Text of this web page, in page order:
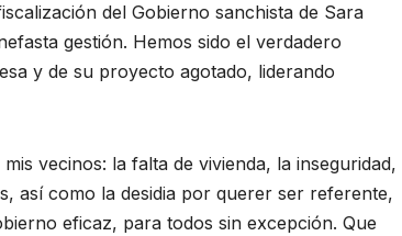
del Gobierno sanchista de Sara
gestión. Hemos sido el verdadero
y de su proyecto agotado, liderando
vecinos: la falta de vivienda, la inseguridad,
así como la desidia por querer ser referente,
eficaz, para todos sin excepción. Que